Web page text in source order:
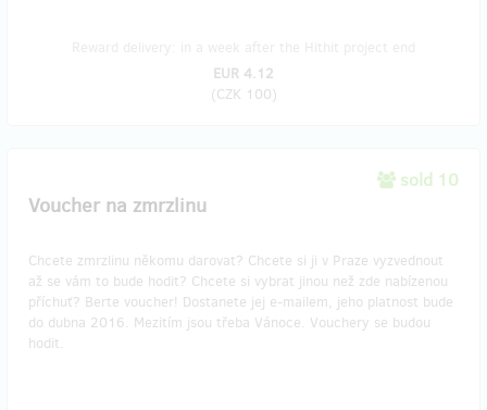
EUR 4.12
(CZK 100)
sold 10
Voucher na zmrzlinu
Chcete zmrzlinu někomu darovat? Chcete si ji v Praze vyzvednout
až se vám to bude hodit? Chcete si vybrat jinou než zde nabízenou
příchuť? Berte voucher! Dostanete jej e-mailem, jeho platnost bude
do dubna 2016. Mezitím jsou třeba Vánoce. Vouchery se budou
hodit.